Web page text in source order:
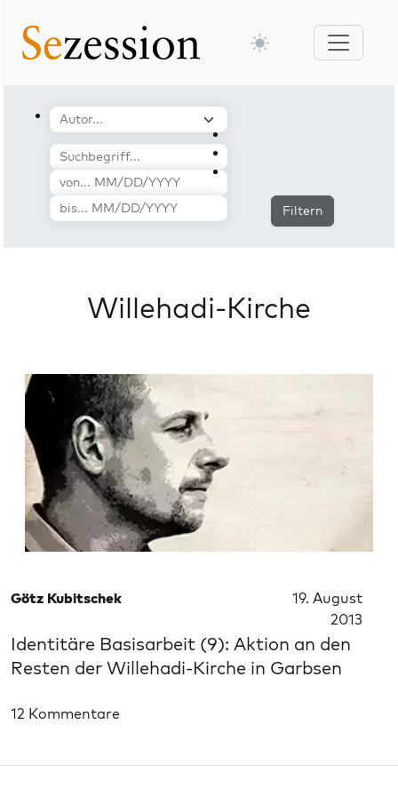
Filtern
Willehadi-Kirche
Götz Kubitschek
19. August
2013
Identitäre Basisarbeit (9): Aktion an den
Resten der Willehadi-Kirche in Garbsen
12 Kommentare